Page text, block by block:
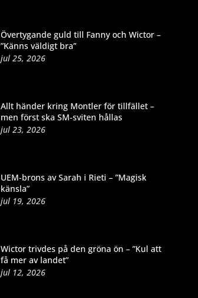
Övertygande guld till Fanny och Wictor –
”Känns väldigt bra”
jul 25, 2026
Allt händer kring Montler för tillfället –
men först ska SM-sviten hållas
jul 23, 2026
UEM-brons av Sarah i Rieti – ”Magisk
känsla”
jul 19, 2026
Wictor trivdes på den gröna ön – ”Kul att
få mer av landet”
jul 12, 2026